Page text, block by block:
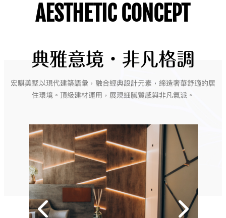
AESTHETIC CONCEPT
典雅意境・非凡格調
宏騏美墅以現代建築語彙，融合經典設計元素，締造奢華舒適的居
住環境。頂級建材運用，展現細膩質感與非凡氣派。